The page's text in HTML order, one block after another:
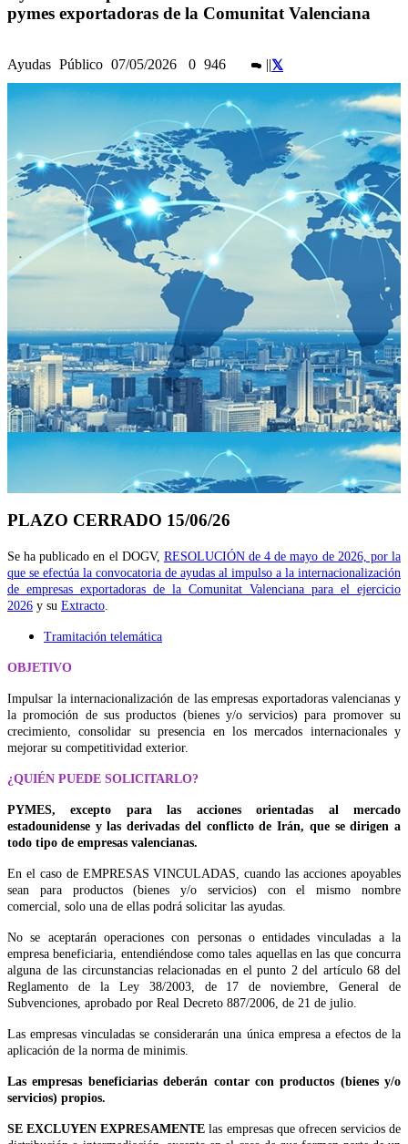
pymes exportadoras de la Comunitat Valenciana
Ayudas Público 07/05/2026 0 946
PLAZO CERRADO 15/06/26
Se ha publicado en el DOGV, RESOLUCIÓN de 4 de mayo de 2026, por la
que se efectúa la convocatoria de ayudas al impulso a la internacionalización
de empresas exportadoras de la Comunitat Valenciana para el ejercicio
2026 y su Extracto
Tramitación telemática
OBJETIVO
Impulsar la internacionalización de las empresas exportadoras valencianas y
la promoción de sus productos (bienes y/o servicios) para promover su
crecimiento, consolidar su presencia en los mercados internacionales y
mejorar su competitividad exterior.
¿QUIÉN PUEDE SOLICITARLO?
PYMES, excepto para las acciones orientadas al mercado
estadounidense y las derivadas del conflicto de Irán, que se dirigen a
todo tipo de empresas valencianas.
En el caso de EMPRESAS VINCULADAS, cuando las acciones apoyables
sean para productos (bienes y/o servicios) con el mismo nombre
comercial, solo una de ellas podrá solicitar las ayudas.
No se aceptarán operaciones con personas o entidades vinculadas a la
empresa beneficiaria, entendiéndose como tales aquellas en las que concurra
alguna de las circunstancias relacionadas en el punto 2 del artículo 68 del
Reglamento de la Ley 38/2003, de 17 de noviembre, General de
Subvenciones, aprobado por Real Decreto 887/2006, de 21 de julio.
Las empresas vinculadas se considerarán una única empresa a efectos de la
aplicación de la norma de minimis.
Las empresas beneficiarias deberán contar con productos (bienes y/o
servicios) propios.
SE EXCLUYEN EXPRESAMENTE las empresas que ofrecen servicios de